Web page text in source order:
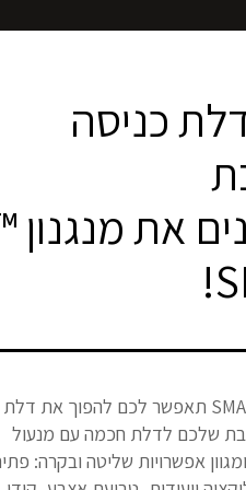
כניסה
את מנגנון
טכנולוגיית SMART תאפשר לכם להפוך את דלת
שלכם לדלת חכמה עם מנעול
אפשרויות שליטה ובקרה: